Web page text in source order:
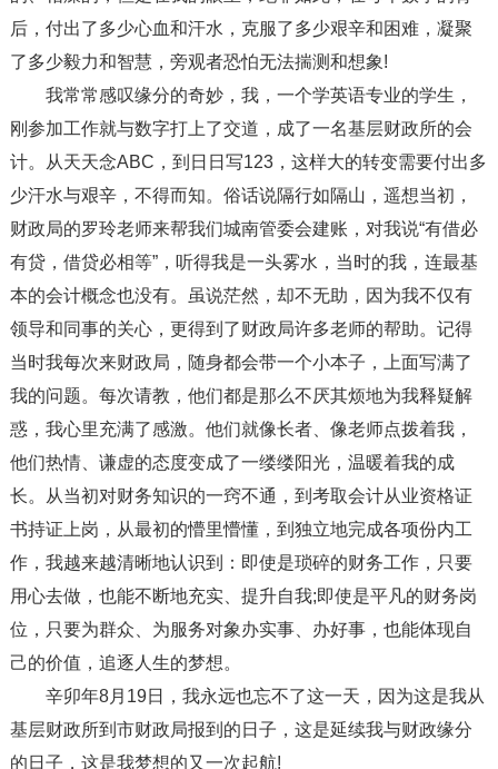
后，付出了多少心血和汗水，克服了多少艰辛和困难，凝聚
了多少毅力和智慧，旁观者恐怕无法揣测和想象!
我常常感叹缘分的奇妙，我，一个学英语专业的学生，
刚参加工作就与数字打上了交道，成了一名基层财政所的会
计。从天天念ABC，到日日写123，这样大的转变需要付出多
少汗水与艰辛，不得而知。俗话说隔行如隔山，遥想当初，
财政局的罗玲老师来帮我们城南管委会建账，对我说“有借必
有贷，借贷必相等”，听得我是一头雾水，当时的我，连最基
本的会计概念也没有。虽说茫然，却不无助，因为我不仅有
领导和同事的关心，更得到了财政局许多老师的帮助。记得
当时我每次来财政局，随身都会带一个小本子，上面写满了
我的问题。每次请教，他们都是那么不厌其烦地为我释疑解
惑，我心里充满了感激。他们就像长者、像老师点拨着我，
他们热情、谦虚的态度变成了一缕缕阳光，温暖着我的成
长。从当初对财务知识的一窍不通，到考取会计从业资格证
书持证上岗，从最初的懵里懵懂，到独立地完成各项份内工
作，我越来越清晰地认识到：即使是琐碎的财务工作，只要
用心去做，也能不断地充实、提升自我;即使是平凡的财务岗
位，只要为群众、为服务对象办实事、办好事，也能体现自
己的价值，追逐人生的梦想。
辛卯年8月19日，我永远也忘不了这一天，因为这是我从
基层财政所到市财政局报到的日子，这是延续我与财政缘分
的日子，这是我梦想的又一次起航!